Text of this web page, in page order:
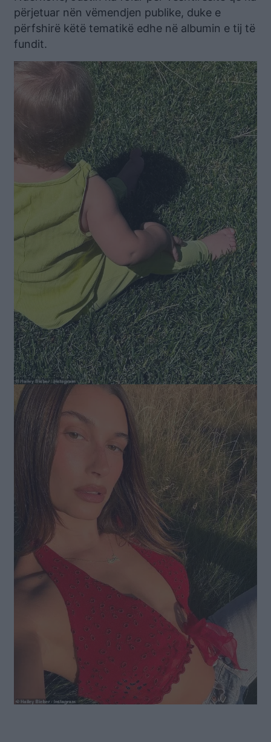
përjetuar nën vëmendjen publike, duke e
përfshirë këtë tematikë edhe në albumin e tij të
fundit.